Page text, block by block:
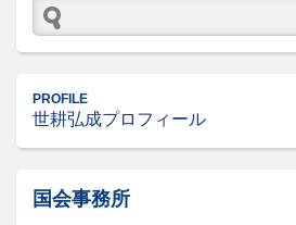
PROFILE
世耕弘成プロフィール
国会事務所